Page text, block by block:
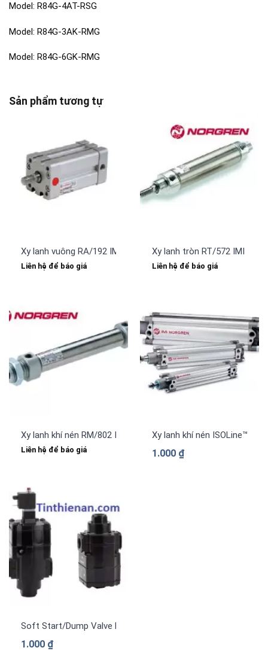
Model: R84G-4AT-RSG
Model: R84G-3AK-RMG
Model: R84G-6GK-RMG
Sản phẩm tương tự
Xy lanh vuông RA/192 IMI NORGREN
Liên hệ để báo giá
Xy lanh tròn RT/572 IMI
Liên hệ để báo giá
Xy lanh khí nén RM/802 IMI NORGREN
Liên hệ để báo giá
Xy lanh khí nén ISOLine™
1.000 ₫
Soft Start/Dump Valve Norgren, Model:P68F-NGB-NNN
1.000 ₫